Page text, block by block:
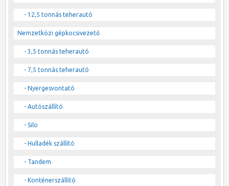
- 12,5 tonnás teherautó
Nemzetközi gépkocsivezető
- 3,5 tonnás teherautó
- 7,5 tonnás teherautó
- Nyergesvontató
- Autószállító
- Silo
- Hulladék szállító
- Tandem
- Konténerszállító